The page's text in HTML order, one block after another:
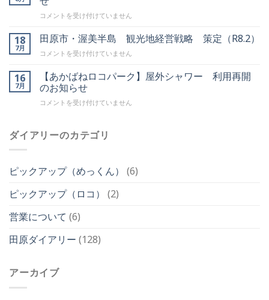
以
降
営
時
更
の
ら
せ
ト
ラ
岬
ぐ
田
店】
提
ニ
ー
変
の
知
は
【め
く
ん
は
す】
急
充
利
開
の
知
せ
コメントを受け付けていません
18
7月
田原市・渥美半島 観光地経営戦略 策定（R8.2）
田
市・
渥
美
半
光
戦
策
（R8.2）
コメントを受け付けていません
16
7月
【あかばねロコパーク】屋外シャワー 利用再開
のお知らせ
【あ
ね
ロ
ー
屋
シ
ャ
ワ
ー
再
コメントを受け付けていません
ダイアリーのカテゴリ
ピックアップ（めっくん）
(6)
ピックアップ（ロコ）
(2)
営業について (6)
田原ダイアリー (128)
アーカイブ